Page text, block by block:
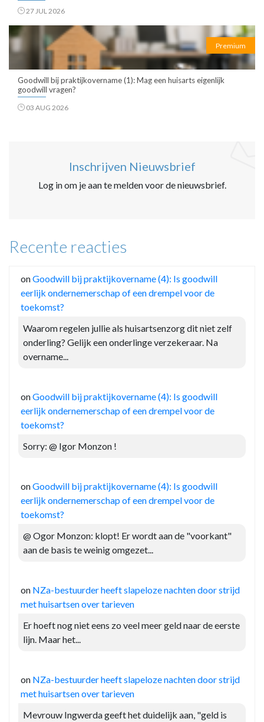
27 JUL 2026
Premium
Goodwill bij praktijkovername (1): Mag een huisarts eigenlijk
goodwill vragen?
03 AUG 2026
Inschrijven Nieuwsbrief
Log in om je aan te melden voor de nieuwsbrief.
Recente reacties
onGoodwill bij praktijkovername (4): Is goodwill
eerlijk ondernemerschap of een drempel voor de
toekomst?
Waarom regelen jullie als huisartsenzorg dit niet zelf
onderling? Gelijk een onderlinge verzekeraar. Na
overname...
onGoodwill bij praktijkovername (4): Is goodwill
eerlijk ondernemerschap of een drempel voor de
toekomst?
Sorry: @ Igor Monzon !
onGoodwill bij praktijkovername (4): Is goodwill
eerlijk ondernemerschap of een drempel voor de
toekomst?
@ Ogor Monzon: klopt! Er wordt aan de "voorkant"
aan de basis te weinig omgezet...
on NZa-bestuurder heeft slapeloze nachten door strijd
met huisartsen over tarieven
Er hoeft nog niet eens zo veel meer geld naar de eerste
lijn. Maar het...
on NZa-bestuurder heeft slapeloze nachten door strijd
met huisartsen over tarieven
Mevrouw Ingwerda geeft het duidelijk aan, "geld is